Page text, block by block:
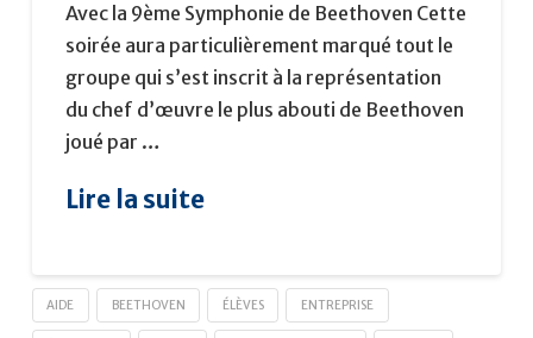
Avec la 9ème Symphonie de Beethoven Cette
soirée aura particulièrement marqué tout le
groupe qui s’est inscrit à la représentation
du chef d’œuvre le plus abouti de Beethoven
joué par …
Lire la suite
AIDE BEETHOVEN ÉLÈVES ENTREPRISE